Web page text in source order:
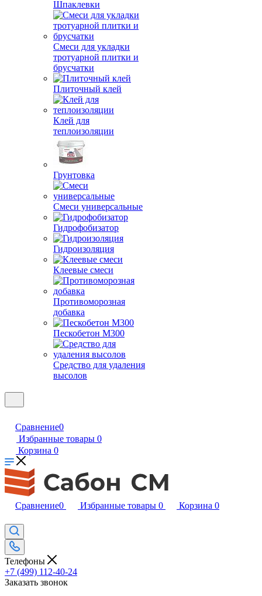
Шпаклевки
Смеси для укладки
тротуарной плитки и
брусчатки
Плиточный клей
Клей для
теплоизоляции
Грунтовка
Смеси универсальные
Гидрофобизатор
Гидроизоляция
Клеевые смеси
Противоморозная
добавка
Пескобетон М300
Средство для удаления
высолов
Сравнение0
Избранные товары 0
Корзина 0
Сравнение0 Избранные товары 0 Корзина 0
Телефоны
+7 (499) 112-40-24
Заказать звонок